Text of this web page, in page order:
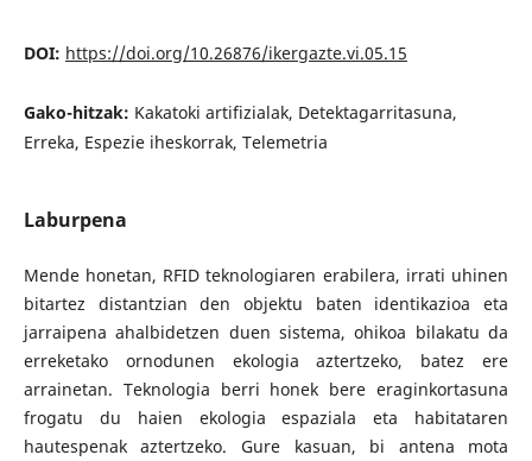
DOI: https://doi.org/10.26876/ikergazte.vi.05.15
Gako-hitzak: Kakatoki artifizialak, Detektagarritasuna,
Erreka, Espezie iheskorrak, Telemetria
Laburpena
Mende honetan, RFID teknologiaren erabilera, irrati uhinen
bitartez distantzian den objektu baten identikazioa eta
jarraipena ahalbidetzen duen sistema, ohikoa bilakatu da
erreketako ornodunen ekologia aztertzeko, batez ere
arrainetan. Teknologia berri honek bere eraginkortasuna
frogatu du haien ekologia espaziala eta habitataren
hautespenak aztertzeko. Gure kasuan, bi antena mota